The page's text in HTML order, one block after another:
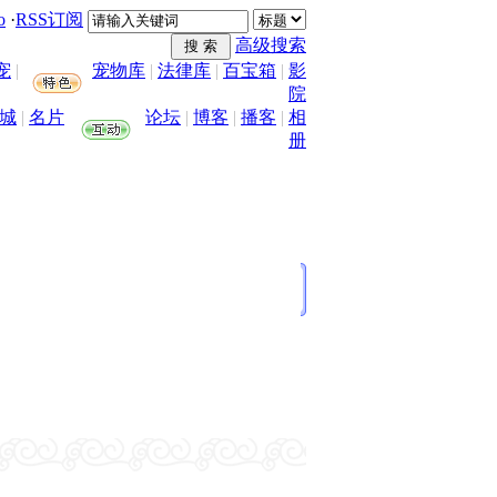
·RSS订阅
高级搜索
| 宠物库 | 法律库 | 百宝箱 | 影
院
| 名片 论坛 | 博客 | 播客 | 相
册